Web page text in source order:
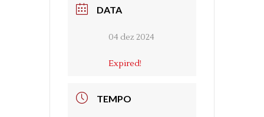
DATA
04 dez 2024
Expired!
TEMPO